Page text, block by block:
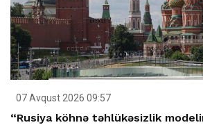
07 Avqust 2026 09:57
“Rusiya köhnə təhlükəsizlik